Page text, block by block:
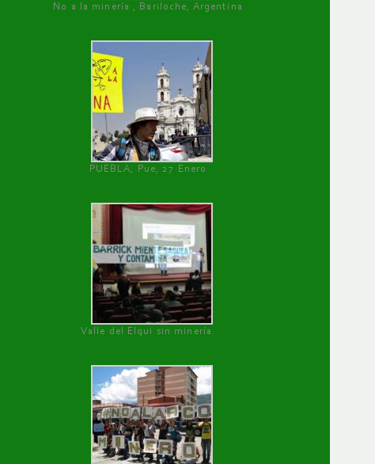
No a la minería , Bariloche, Argentina
PUEBLA, Pue, 27 Enero
Valle del Elqui sin minería.